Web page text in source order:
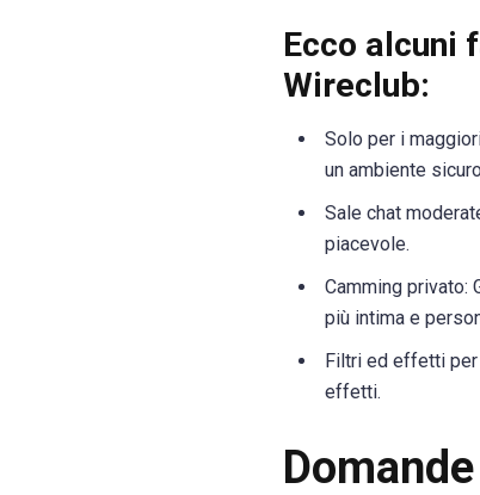
Ecco alcuni
Wireclub:
Solo per i
un ambiente
Sale chat
piacevole.
Camming privato:
più intima e
Filtri ed effetti per
effetti.